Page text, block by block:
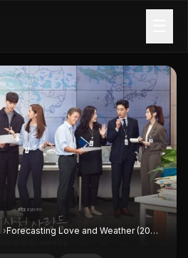
› Forecasting Love and Weather (2022)